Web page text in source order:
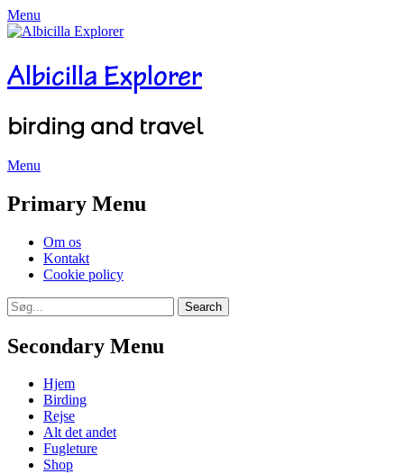
Menu
Albicilla Explorer
birding and travel
Menu
Primary Menu
Skip
content
Om os
Kontakt
Cookie policy
Search
Search
for:
Secondary Menu
Skip
content
Hjem
Birding
Rejse
Alt det andet
Fugleture
Shop